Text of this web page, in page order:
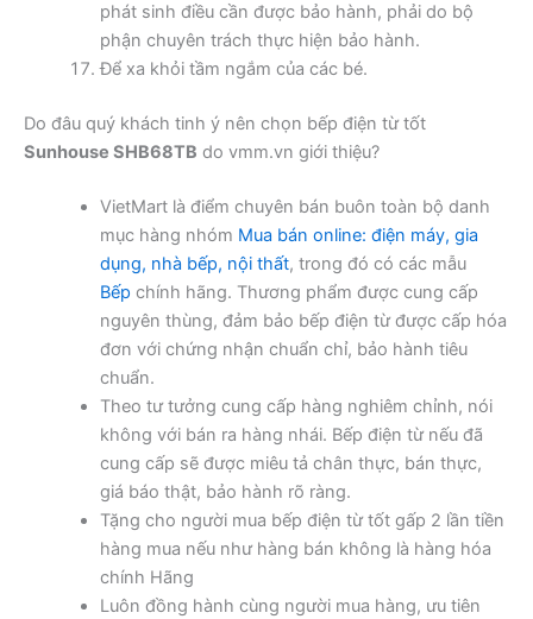
phát sinh điều cần được bảo hành, phải do bộ
phận chuyên trách thực hiện bảo hành.
Để xa khỏi tầm ngắm của các bé.
Do đâu quý khách tinh ý nên chọn bếp điện từ tốt
Sunhouse SHB68TB do vmm.vn giới thiệu?
VietMart là điểm chuyên bán buôn toàn bộ danh
mục hàng nhóm Mua bán online: điện máy, gia
dụng, nhà bếp, nội thất, trong đó có các mẫu
Bếp chính hãng. Thương phẩm được cung cấp
nguyên thùng, đảm bảo bếp điện từ được cấp hóa
đơn với chứng nhận chuẩn chỉ, bảo hành tiêu
chuẩn.
Theo tư tưởng cung cấp hàng nghiêm chỉnh, nói
không với bán ra hàng nhái. Bếp điện từ nếu đã
cung cấp sẽ được miêu tả chân thực, bán thực,
giá báo thật, bảo hành rõ ràng.
Tặng cho người mua bếp điện từ tốt gấp 2 lần tiền
hàng mua nếu như hàng bán không là hàng hóa
chính Hãng
Luôn đồng hành cùng người mua hàng, ưu tiên